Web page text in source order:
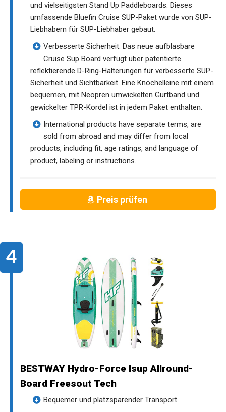
und vielseitigsten Stand Up Paddleboards. Dieses
umfassende Bluefin Cruise SUP-Paket wurde von SUP-
Liebhabern für SUP-Liebhaber gebaut.
Verbesserte Sicherheit. Das neue aufblasbare
Cruise Sup Board verfügt über patentierte
reflektierende D-Ring-Halterungen für verbesserte SUP-
Sicherheit und Sichtbarkeit. Eine Knöchelleine mit einem
bequemen, mit Neopren umwickelten Gurtband und
gewickelter TPR-Kordel ist in jedem Paket enthalten.
International products have separate terms, are
sold from abroad and may differ from local
products, including fit, age ratings, and language of
product, labeling or instructions.
Preis prüfen
BESTWAY Hydro-Force Isup Allround-
Board Freesout Tech
Bequemer und platzsparender Transport